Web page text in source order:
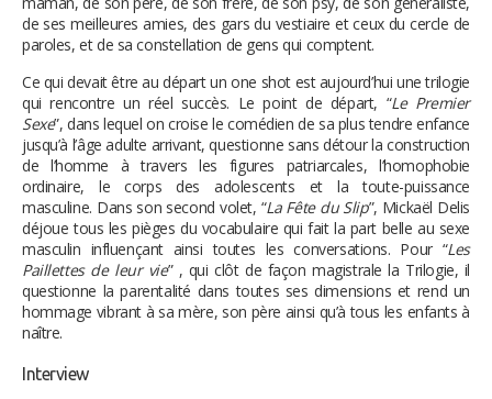
de ses meilleures amies, des gars du vestiaire et ceux du cercle de
paroles, et de sa constellation de gens qui comptent.
Ce qui devait être au départ un one shot est aujourd’hui une trilogie
qui rencontre un réel succès. Le point de départ, “Le Premier
Sexe”, dans lequel on croise le comédien de sa plus tendre enfance
jusqu’à l’âge adulte arrivant, questionne sans détour la construction
de l’homme à travers les figures patriarcales, l’homophobie
ordinaire, le corps des adolescents et la toute-puissance
masculine. Dans son second volet, “La Fête du Slip”, Mickaël Delis
déjoue tous les pièges du vocabulaire qui fait la part belle au sexe
masculin influençant ainsi toutes les conversations. Pour “Les
Paillettes de leur vie” , qui clôt de façon magistrale la Trilogie, il
questionne la parentalité dans toutes ses dimensions et rend un
hommage vibrant à sa mère, son père ainsi qu’à tous les enfants à
naître.
Interview